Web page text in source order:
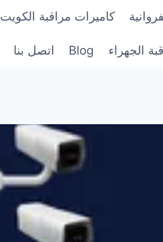
كاميرات مراقبة الكويت
الجهراء Blog اتصل بنا